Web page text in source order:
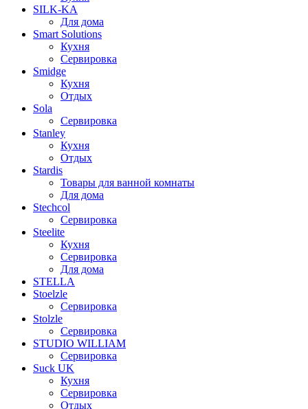
SILK-KA
Для дома
Smart Solutions
Кухня
Сервировка
Smidge
Кухня
Отдых
Sola
Сервировка
Stanley
Кухня
Отдых
Stardis
Товары для ванной комнаты
Для дома
Stechcol
Сервировка
Steelite
Кухня
Сервировка
Для дома
STELLA
Stoelzle
Сервировка
Stolzle
Сервировка
STUDIO WILLIAM
Сервировка
Suck UK
Кухня
Сервировка
Отдых